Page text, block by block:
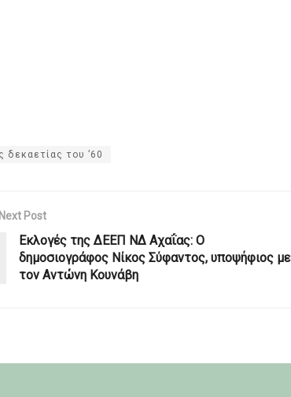
δεκαετίας του ’60
Next Post
Εκλογές της ΔΕΕΠ ΝΔ Αχαΐας: Ο
δημοσιογράφος Νίκος Σύφαντος, υποψήφιος με
τον Αντώνη Κουνάβη